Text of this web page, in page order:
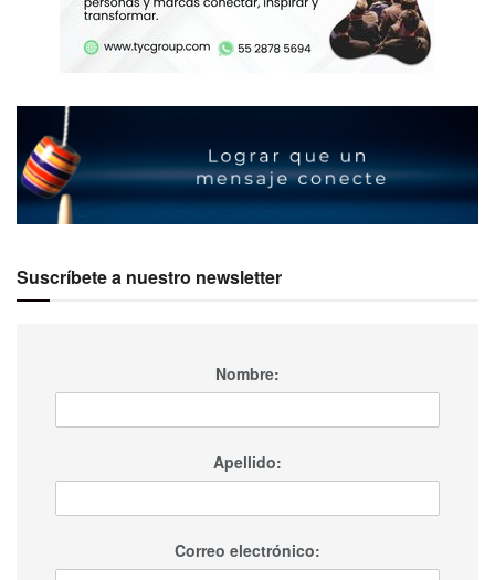
Suscríbete a nuestro newsletter
Nombre:
Apellido:
Correo electrónico: